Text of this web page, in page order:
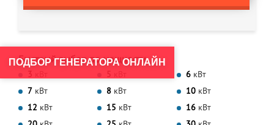
Быстрый выбор по мощности
3 5 6 кВт
7 кВт 8 кВт 10 кВт
12 кВт 15 кВт 16 кВт
ПОДБОР ГЕНЕРАТОРА ОНЛАЙН